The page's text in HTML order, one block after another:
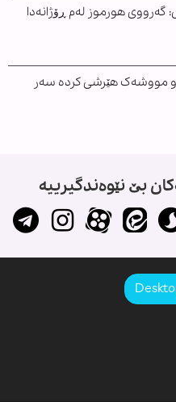
هورموز لەم ڕۆژانەدا
مووشەک هێرشی کردە سەر
بێ نێوەندگیرییە